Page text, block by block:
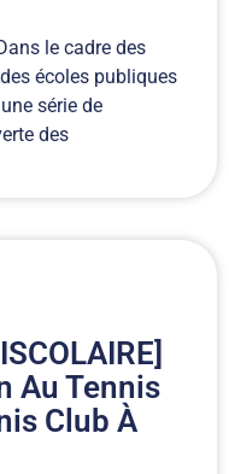
le cadre des
écoles publiques
série de
des
Au Tennis
Club À